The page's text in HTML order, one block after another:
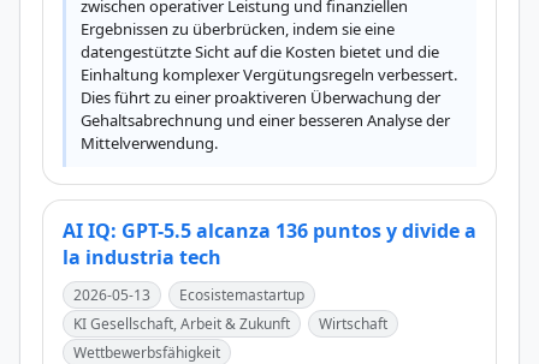
zwischen operativer Leistung und finanziellen
Ergebnissen zu überbrücken, indem sie eine
datengestützte Sicht auf die Kosten bietet und die
Einhaltung komplexer Vergütungsregeln verbessert.
Dies führt zu einer proaktiveren Überwachung der
Gehaltsabrechnung und einer besseren Analyse der
Mittelverwendung.
AI IQ: GPT-5.5 alcanza 136 puntos y divide a
la industria tech
2026-05-13
Ecosistemastartup
KI Gesellschaft, Arbeit & Zukunft
Wirtschaft
Wettbewerbsfähigkeit